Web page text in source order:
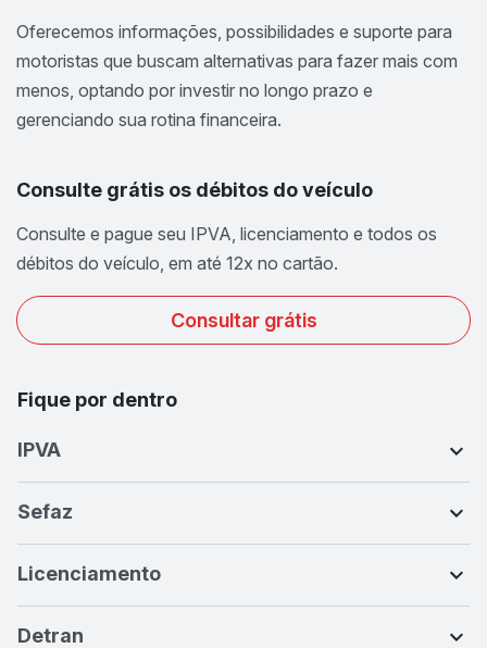
Oferecemos informações, possibilidades e suporte para
motoristas que buscam alternativas para fazer mais com
menos, optando por investir no longo prazo e
gerenciando sua rotina financeira.
Consulte grátis os débitos do veículo
Consulte e pague seu IPVA, licenciamento e todos os
débitos do veículo, em até 12x no cartão.
Consultar grátis
Fique por dentro
IPVA
Sefaz
Licenciamento
Detran